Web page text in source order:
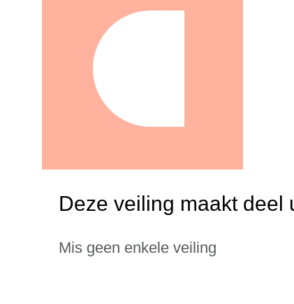
Deze veiling maakt deel
Mis geen enkele veiling